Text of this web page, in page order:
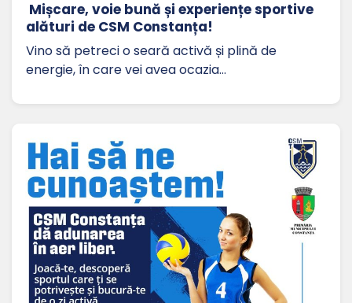
Mișcare, voie bună și experiențe sportive
alături de CSM Constanța!
Vino să petreci o seară activă și plină de
energie, în care vei avea ocazia…